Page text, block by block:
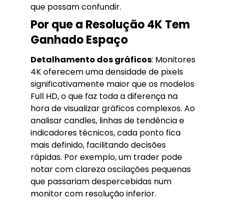
que possam confundir.
Por que a Resolução 4K Tem
Ganhado Espaço
Detalhamento dos gráficos: Monitores
4K oferecem uma densidade de pixels
significativamente maior que os modelos
Full HD, o que faz toda a diferença na
hora de visualizar gráficos complexos. Ao
analisar candles, linhas de tendência e
indicadores técnicos, cada ponto fica
mais definido, facilitando decisões
rápidas. Por exemplo, um trader pode
notar com clareza oscilações pequenas
que passariam despercebidas num
monitor com resolução inferior.